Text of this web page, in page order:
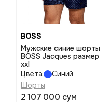
BOSS
Мужские синие шорты
BOSS Jacques размер
xxl
Цвета:
Синий
Шорты
2 107 000 сум